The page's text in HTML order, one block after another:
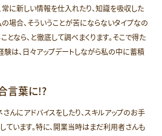
常に新しい情報を仕入れたり、知識を吸収した
場合、そういうことが苦にならないタイプなの
となら、と徹底して調べまくります。そこで得た
は、日々アップデートしながら私の中に蓄積
言葉に!?
んにアドバイスをしたり、スキルアップのお手
ています。特に、開業当時はまだ利用者さんも